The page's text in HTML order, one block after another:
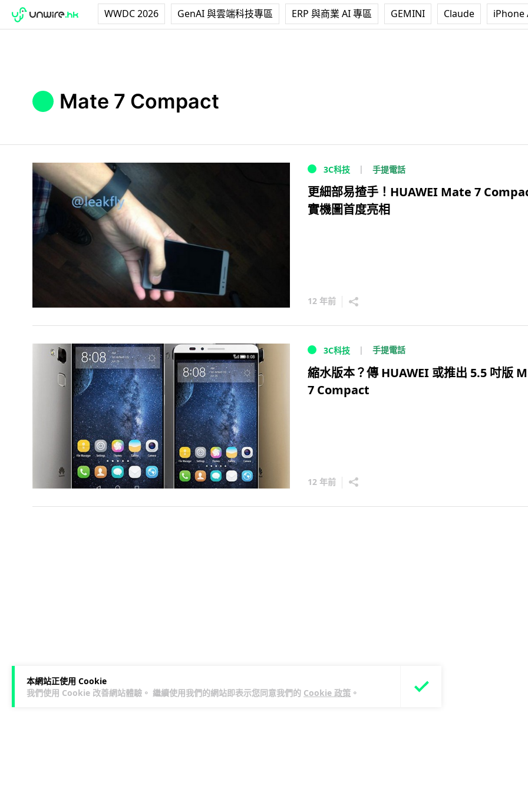
WWDC 2026 GenAI 與雲端科技專區 ERP 與商業 AI 專區 GEMINI Claude iPhone
本網站正使用 Cookie
我們使用 Cookie 改善網站體驗。 繼續使用我們的網站即表示您同意我們的 Cookie 政策 。
Mate 7 Compact
3C科技 手提電話
更細部易揸手！HUAWEI Mate 7
實機圖首度亮相
12 年前
3C科技 手提電話
縮水版本？傳 HUAWEI 或推出 5.5 吋版
7 Compact
12 年前